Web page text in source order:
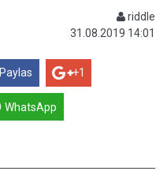
riddle
31.08.2019 14:01
Paylas +1
WhatsApp